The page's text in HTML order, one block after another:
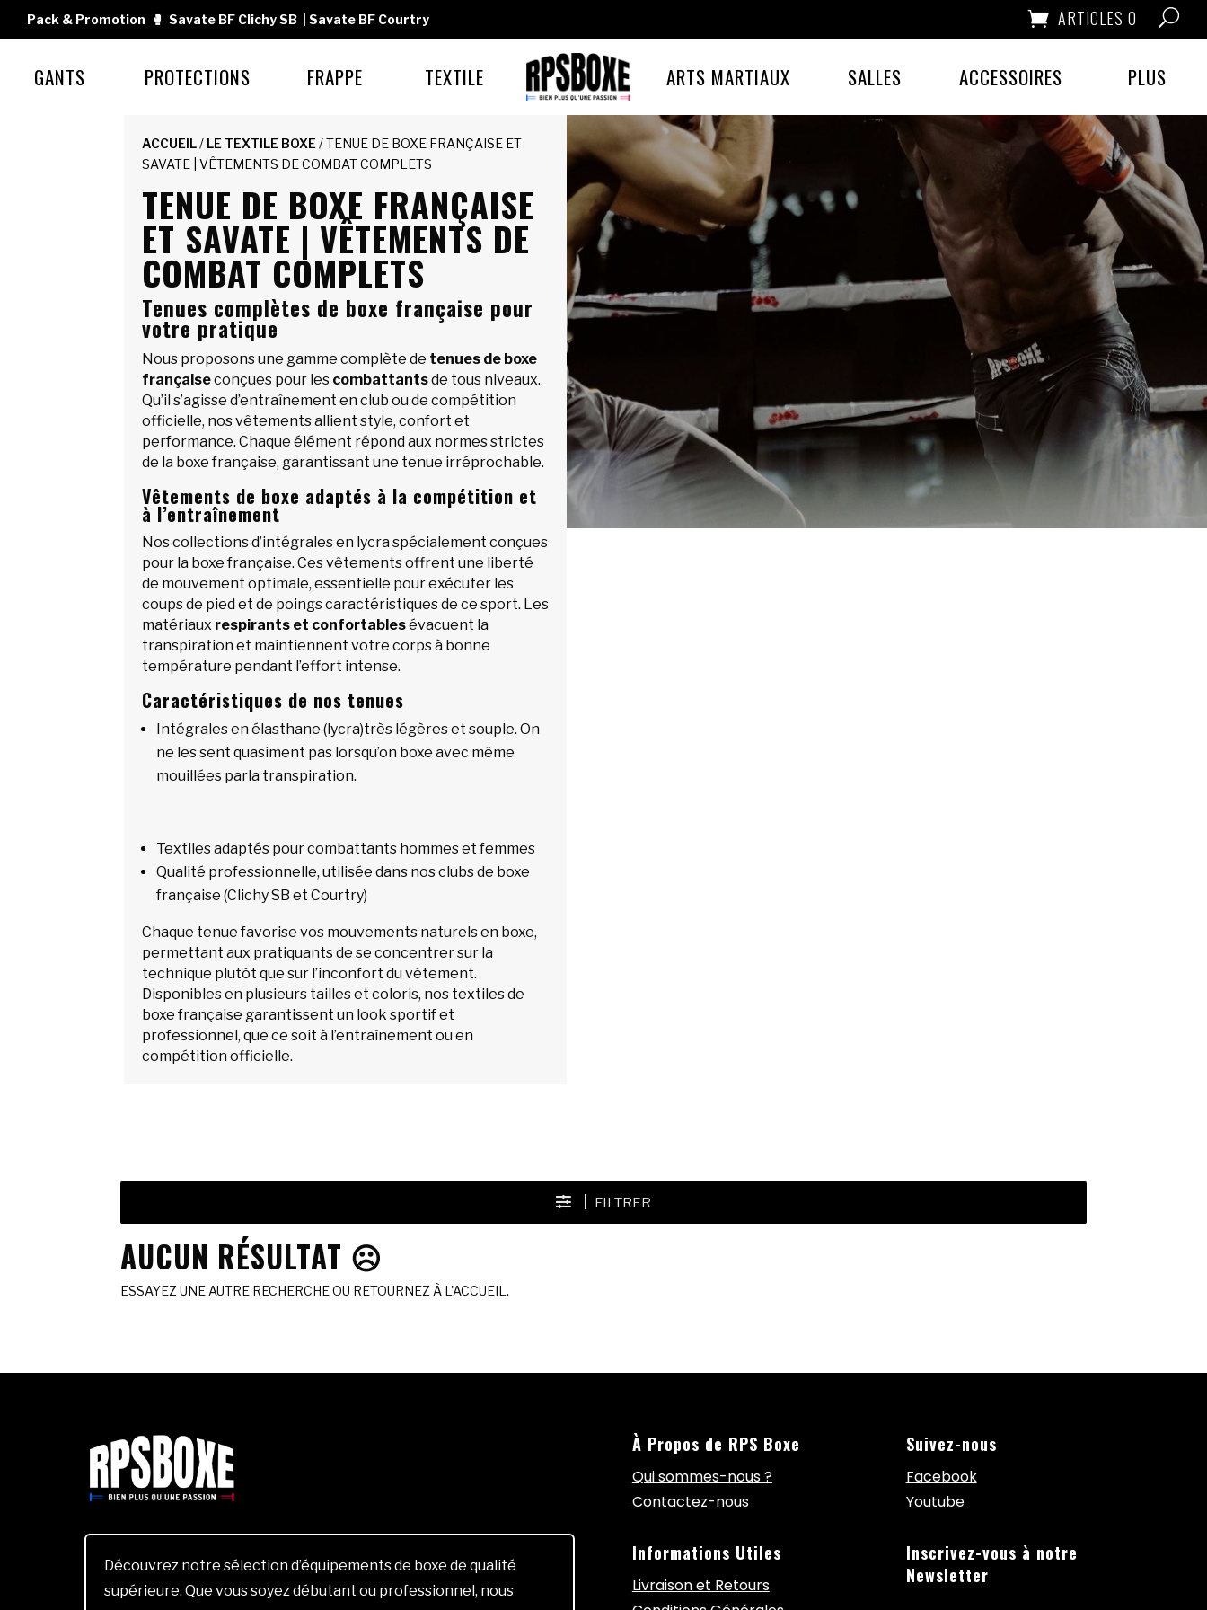
Pack & Promotion 🥊 Savate BF Clichy SB Savate BF Courtry ARTICLES 0
GANTS PROTECTIONS FRAPPE TEXTILE ARTS MARTIAUX SALLES ACCESSOIRES PLUS
ACCUEIL/ LE TEXTILE BOXE / TENUE DE BOXE FRANÇAISE ET
SAVATE | VÊTEMENTS DE COMBAT COMPLETS
TENUE DE BOXE FRANÇAISE
ET SAVATE | VÊTEMENTS DE
COMBAT COMPLETS
Tenues complètes de boxe française pour
votre pratique
Nous proposons une gamme complète de tenues de boxe
françaiseconçues pour les combattantsde tous niveaux.
Qu’il s’agisse d’entraînement en club ou de compétition
officielle, nos vêtements allient style, confort et
performance. Chaque élément répond aux normes strictes
de la boxe française, garantissant une tenue irréprochable.
Vêtements de boxe adaptés à la compétition et
à l’entraînement
Nos collections d’intégrales en lycra spécialement conçues
pour la boxe française. Ces vêtements offrent une liberté
de mouvement optimale, essentielle pour exécuter les
coups de pied et de poings caractéristiques de ce sport. Les
matériaux respirants et confortablesévacuent la
transpiration et maintiennent votre corps à bonne
température pendant l’effort intense.
Caractéristiques de nos tenues
Intégrales en élasthane (lycra)très légères et souple. On
ne les sent quasiment pas lorsqu’on boxe avec même
mouillées parla transpiration.
Textiles adaptés pour combattants hommes et femmes
Qualité professionnelle, utilisée dans nos clubs de boxe
française (Clichy SB et Courtry)
Chaque tenue favorise vos mouvements naturels en boxe,
permettant aux pratiquants de se concentrer sur la
technique plutôt que sur l’inconfort du vêtement.
Disponibles en plusieurs tailles et coloris, nos textiles de
boxe française garantissent un look sportif et
professionnel, que ce soit à l’entraînement ou en
compétition officielle.
FILTRER
AUCUN RÉSULTAT ☹️
ESSAYEZ UNE AUTRE RECHERCHE OU RETOURNEZ À L'ACCUEIL.
Découvrez notre sélection d’équipements de boxe de qualité
supérieure. Que vous soyez débutant ou professionnel, nous
À Propos de RPS Boxe
Qui sommes-nous ?
Contactez-nous
Informations Utiles
Livraison et Retours
Suivez-nous
Facebook
Youtube
Inscrivez-vous à notre
Newsletter